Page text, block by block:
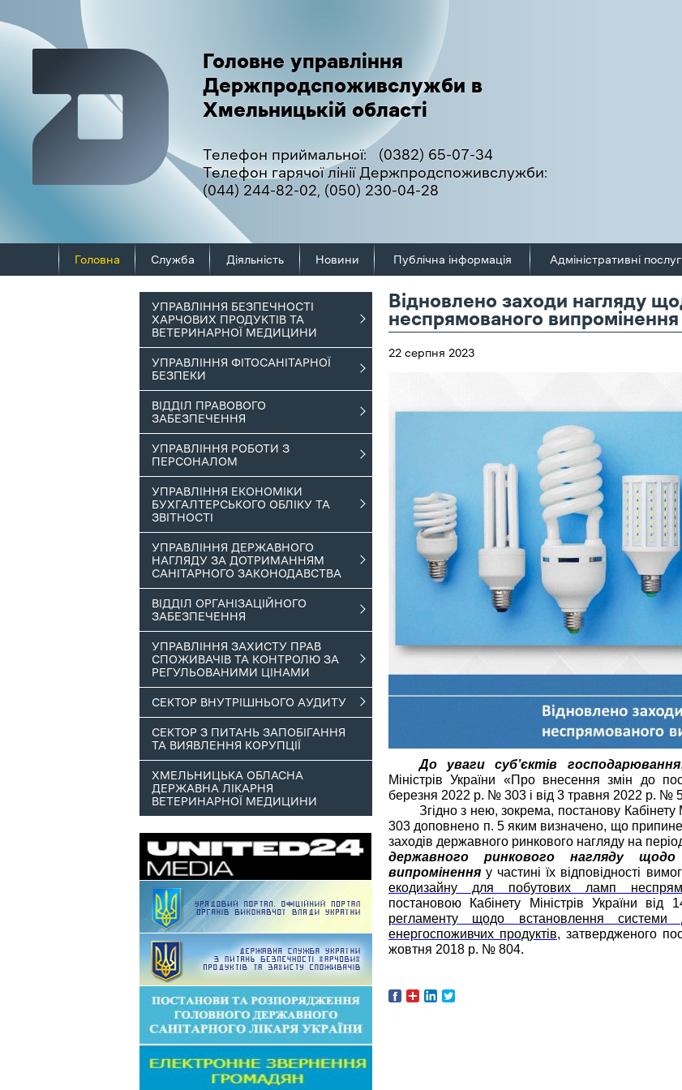
Головне управління
Держпродспоживслужби в
Хмельницькій області
Телефон приймальної:
(0382) 65-07-34
Телефон гарячої лінії Держпродспоживслужби:
(044) 244-82-02, (050) 230-04-28
Головна Служба Діяльність Новини Публічна інформація Адміністративні
УПРАВЛІННЯ БЕЗПЕЧНОСТІ
ХАРЧОВИХ ПРОДУКТІВ ТА
ВЕТЕРИНАРНОЇ МЕДИЦИНИ
УПРАВЛІННЯ ФІТОСАНІТАРНОЇ
БЕЗПЕКИ
ВІДДІЛ ПРАВОВОГО
ЗАБЕЗПЕЧЕННЯ
УПРАВЛІННЯ РОБОТИ З
ПЕРСОНАЛОМ
УПРАВЛІННЯ ЕКОНОМІКИ
БУХГАЛТЕРСЬКОГО ОБЛІКУ ТА
ЗВІТНОСТІ
УПРАВЛІННЯ ДЕРЖАВНОГО
НАГЛЯДУ ЗА ДОТРИМАННЯМ
САНІТАРНОГО ЗАКОНОДАВСТВА
ВІДДІЛ ОРГАНІЗАЦІЙНОГО
ЗАБЕЗПЕЧЕННЯ
УПРАВЛІННЯ ЗАХИСТУ ПРАВ
СПОЖИВАЧІВ ТА КОНТРОЛЮ ЗА
РЕГУЛЬОВАНИМИ ЦІНАМИ
СЕКТОР ВНУТРІШНЬОГО АУДИТУ
СЕКТОР З ПИТАНЬ ЗАПОБІГАННЯ
ТА ВИЯВЛЕННЯ КОРУПЦІЇ
ХМЕЛЬНИЦЬКА ОБЛАСНА
ДЕРЖАВНА ЛІКАРНЯ
ВЕТЕРИНАРНОЇ МЕДИЦИНИ
Відновлено заходи нагляду
неспрямованого випромінення
22 серпня 2023
До уваги суб’єктів господарювання
Міністрів України «Про внесення змін до
березня 2022 р. № 303 і від 3 травня 2022 р. №
Згідно з нею, зокрема, постанову
303 доповнено п. 5 яким визначено, що
заходів державного ринкового нагляду на
державного ринкового нагляду
випроміненняу частині їх відповідності
екодизайну для побутових ламп
постановою Кабінету Міністрів України
регламенту щодо встановлення
енергоспоживчих продуктів, затвердженого
жовтня 2018 р. № 804.